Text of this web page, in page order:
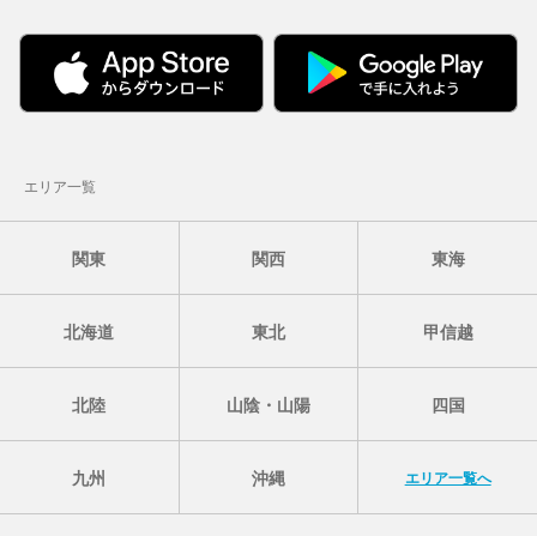
エリア一覧
関東 関西 東海
北海道 東北 甲信越
北陸 山陰・山陽 四国
九州 沖縄 エリア一覧へ